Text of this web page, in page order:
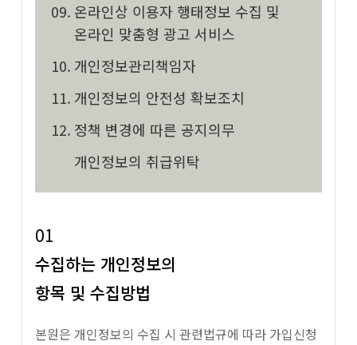
온라인상 이용자 행태정보 수집 및
온라인 맞춤형 광고 서비스
개인정보관리책임자
개인정보의 안전성 확보조치
정책 변경에 따른 공지의무
개인정보의 취급위탁
01
수집하는 개인정보의
항목 및 수집방법
본원은 개인정보의 수집 시 관련법규에 따라 가입신청